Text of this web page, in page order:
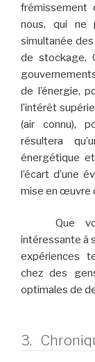
frémissement
nous, qui ne
simultanée
de stockage.
de l’énergie,
l’intérêt
(air connu),
résultera
énergétique
l’écart d’une
mise en œuvre
Que
intéressante à
expériences
chez des
optimales de
3.